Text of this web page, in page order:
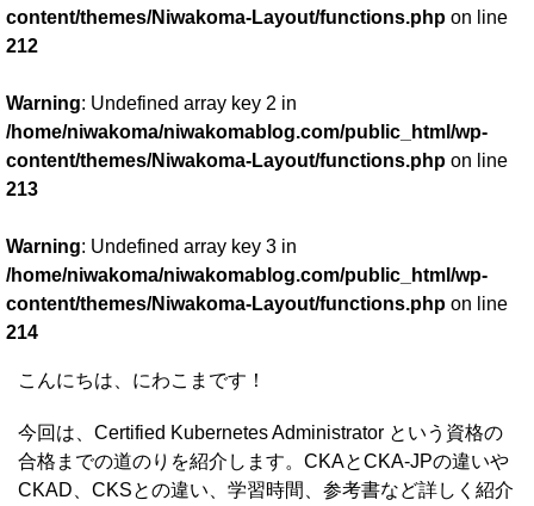
content/themes/Niwakoma-Layout/functions.php on line
212
Warning: Undefined array key 2 in
/home/niwakoma/niwakomablog.com/public_html/wp-
content/themes/Niwakoma-Layout/functions.php on line
213
Warning: Undefined array key 3 in
/home/niwakoma/niwakomablog.com/public_html/wp-
content/themes/Niwakoma-Layout/functions.php on line
214
こんにちは、にわこまです！
今回は、Certified Kubernetes Administrator という資格の
合格までの道のりを紹介します。CKAとCKA-JPの違いや
CKAD、CKSとの違い、学習時間、参考書など詳しく紹介